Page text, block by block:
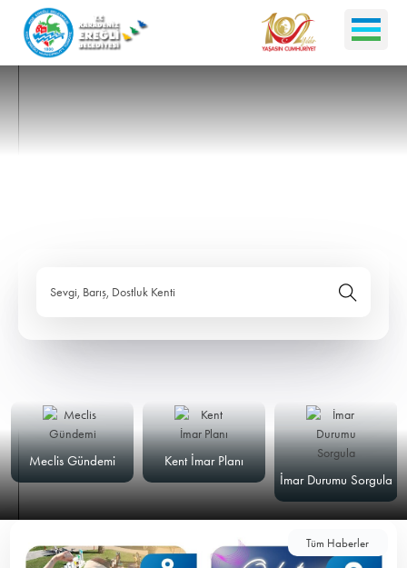
Sevgi, Barış, Dostluk Kenti
Meclis Gündemi
Kent İmar Planı
İmar Durumu Sorgula
Tüm Haberler